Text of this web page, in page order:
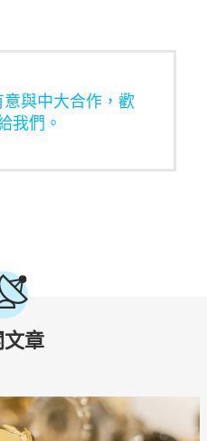
與中大合作，歡
我們。
章